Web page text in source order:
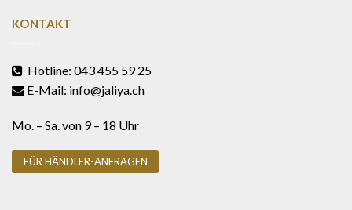
KONTAKT
Hotline: 043 455 59 25
E-Mail: info@jaliya.ch
Mo. – Sa. von 9 – 18 Uhr
FÜR HÄNDLER-ANFRAGEN